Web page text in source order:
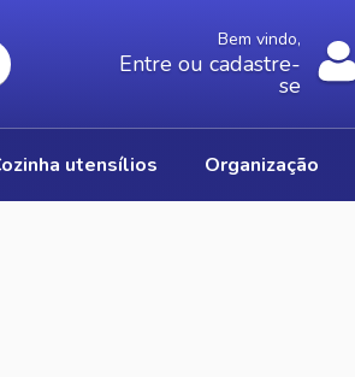
Bem vindo,
Entre ou cadastre-
se
cozinha utensílios organização